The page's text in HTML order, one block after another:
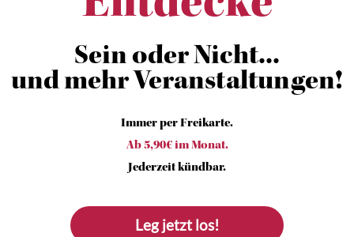
Sein oder Nicht...
und mehr Veranstaltungen!
Immer per Freikarte.
Ab 5,90€ im Monat.
Jederzeit kündbar.
Leg jetzt los!